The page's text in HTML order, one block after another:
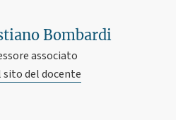
Bombardi
associato
sito del docente